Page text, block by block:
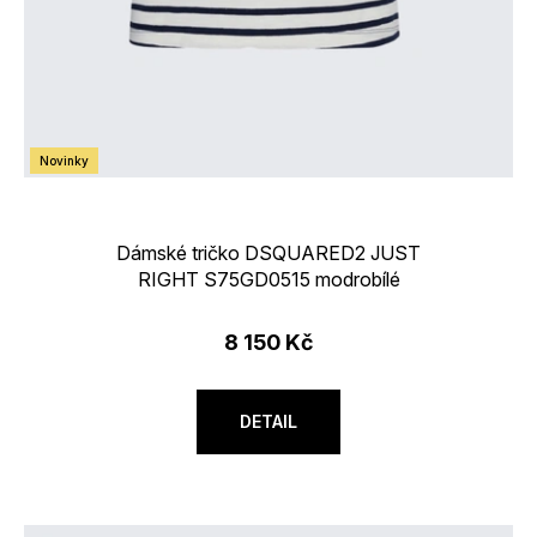
Novinky
Dámské tričko DSQUARED2 JUST
RIGHT S75GD0515 modrobílé
8 150 Kč
DETAIL